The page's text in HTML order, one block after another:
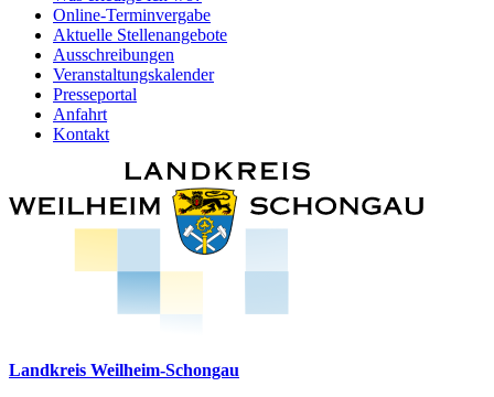
Online-Terminvergabe
Aktuelle Stellenangebote
Ausschreibungen
Veranstaltungskalender
Presseportal
Anfahrt
Kontakt
Landkreis Weilheim-Schongau